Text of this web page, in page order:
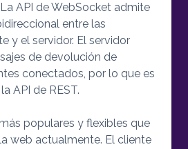
API de WebSocket admite
entre las
y el servidor. El servidor
de devolución de
conectados, por lo que es
API de REST.
populares y flexibles que
web actualmente. El cliente